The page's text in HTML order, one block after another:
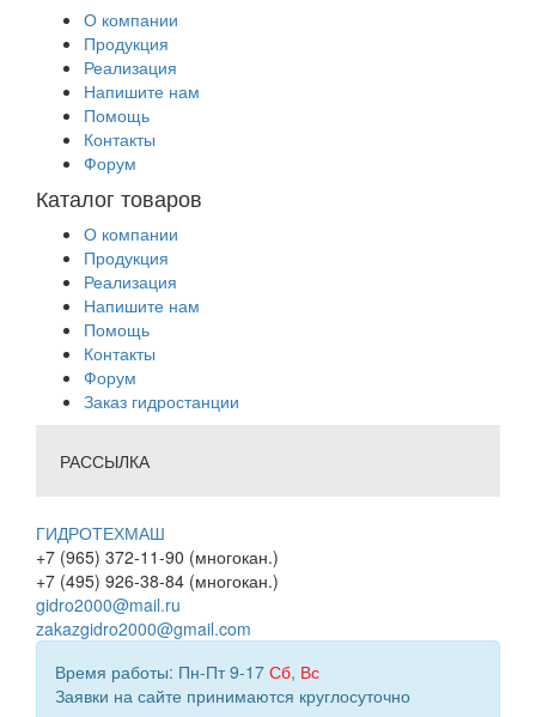
О компании
Продукция
Реализация
Напишите нам
Помощь
Контакты
Форум
Каталог товаров
О компании
Продукция
Реализация
Напишите нам
Помощь
Контакты
Форум
Заказ гидростанции
РАССЫЛКА
ГИДРОТЕХМАШ
+7 (965) 372-11-90 (многокан.)
+7 (495) 926-38-84 (многокан.)
gidro2000@mail.ru
zakazgidro2000@gmail.com
Время работы: Пн-Пт 9-17 Сб, Вс
Заявки на сайте принимаются круглосуточно